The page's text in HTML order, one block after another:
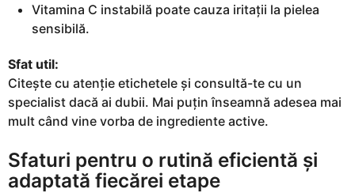
Vitamina C instabilă poate cauza iritații la pielea
sensibilă.
Sfat util:
Citește cu atenție etichetele și consultă-te cu un
specialist dacă ai dubii. Mai puțin înseamnă adesea mai
mult când vine vorba de ingrediente active.
Sfaturi pentru o rutină eficientă și
adaptată fiecărei etape